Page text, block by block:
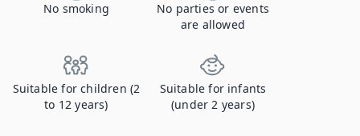
No smoking
No parties or events
are allowed
Suitable for children (2
to 12 years)
Suitable for infants
(under 2 years)